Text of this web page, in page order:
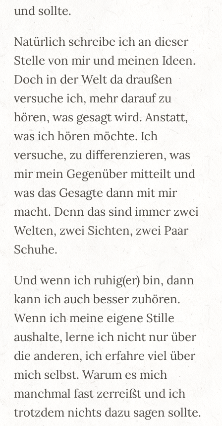
und sollte.
Natürlich schreibe ich an dieser
Stelle von mir und meinen Ideen.
Doch in der Welt da draußen
versuche ich, mehr darauf zu
hören, was gesagt wird. Anstatt,
was ich hören möchte. Ich
versuche, zu differenzieren, was
mir mein Gegenüber mitteilt und
was das Gesagte dann mit mir
macht. Denn das sind immer zwei
Welten, zwei Sichten, zwei Paar
Schuhe.
Und wenn ich ruhig(er) bin, dann
kann ich auch besser zuhören.
Wenn ich meine eigene Stille
aushalte, lerne ich nicht nur über
die anderen, ich erfahre viel über
mich selbst. Warum es mich
manchmal fast zerreißt und ich
trotzdem nichts dazu sagen sollte.